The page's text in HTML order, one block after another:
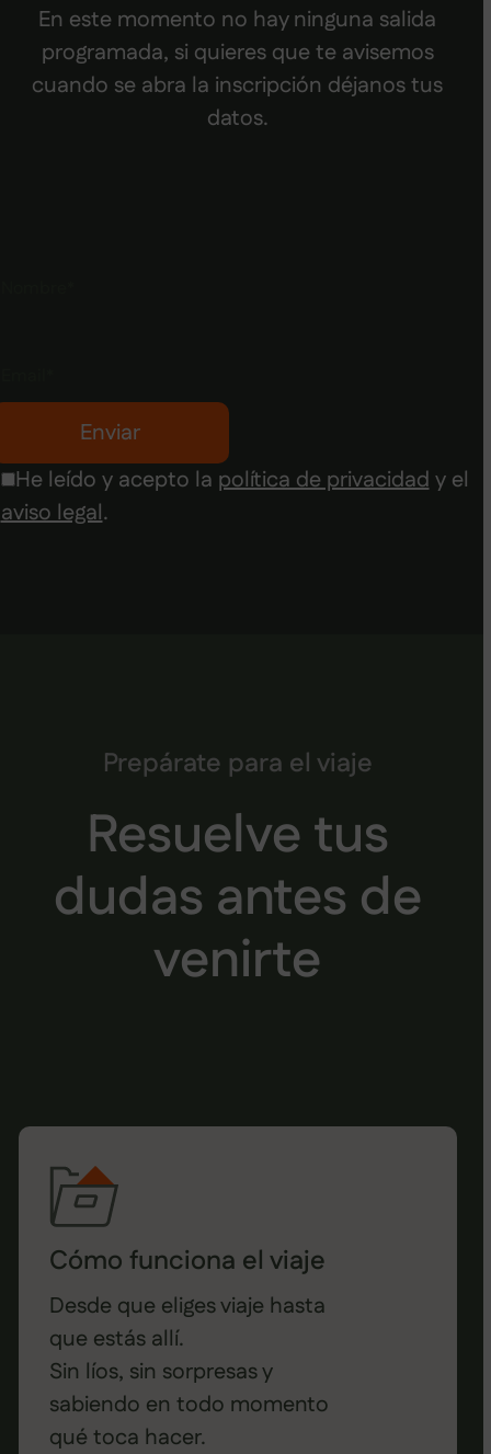
En este momento no hay ninguna salida
programada, si quieres que te avisemos
cuando se abra la inscripción déjanos tus
datos.
Enviar
He leído y acepto la política de privacidady el
aviso legal.
Prepárate para el viaje
Resuelve tus
dudas antes de
venirte
Cómo funciona el viaje
Desde que eliges viaje hasta
que estás allí.
Sin líos, sin sorpresas y
sabiendo en todo momento
qué toca hacer.